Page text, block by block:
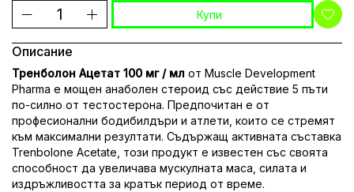
Купи
Описание
Тренболон Ацетат 100 мг / мл от Muscle Development
Pharma е мощен анаболен стероид със действие 5 пъти
по-силно от тестостерона. Предпочитан е от
професионални бодибилдъри и атлети, които се стремят
към максимални резултати. Съдържащ активната съставка
Trenbolone Acetate, този продукт е известен със своята
способност да увеличава мускулната маса, силата и
издръжливостта за кратък период от време.